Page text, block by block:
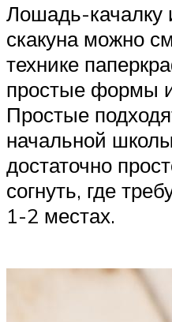
Лошадь-качалку
скакуна можно
технике
простые формы
Простые
начальной
достаточно
согнуть, где
1-2 местах.